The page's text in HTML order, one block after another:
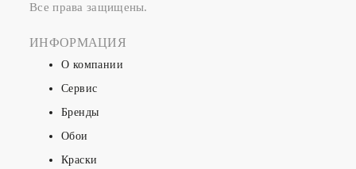
Все права защищены.
ИНФОРМАЦИЯ
О компании
Сервис
Бренды
Обои
Краски